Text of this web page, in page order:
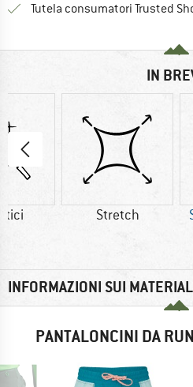
Tutela consumatori Trusted
IN
Stretch
INFORMAZIONI SUI
PANTALONCINI DA